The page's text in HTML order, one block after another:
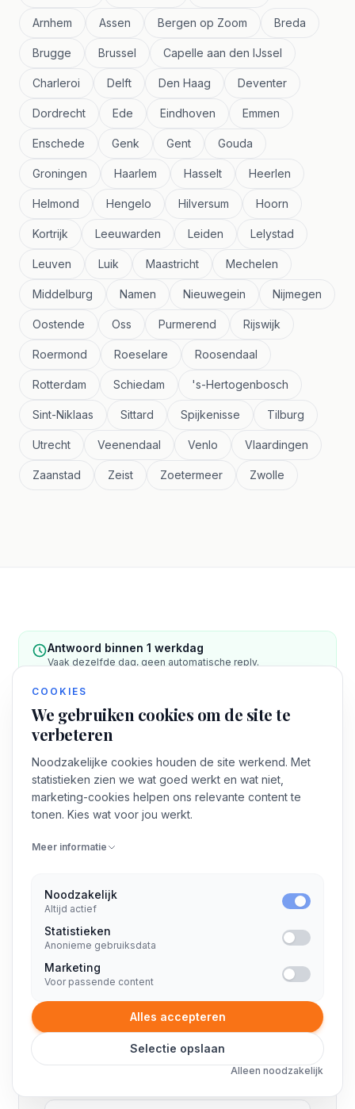
Arnhem Assen Bergen op Zoom Breda
Brugge Brussel Capelle aan den IJssel
Charleroi Delft Den Haag Deventer
Dordrecht Ede Eindhoven Emmen
Enschede Genk Gent Gouda
Groningen Haarlem Hasselt Heerlen
Helmond Hengelo Hilversum Hoorn
Kortrijk Leeuwarden Leiden Lelystad
Leuven Luik Maastricht Mechelen
Middelburg Namen Nieuwegein Nijmegen
Oostende Oss Purmerend Rijswijk
Roermond Roeselare Roosendaal
Rotterdam Schiedam 's-Hertogenbosch
Sint-Niklaas Sittard Spijkenisse Tilburg
Utrecht Veenendaal Venlo Vlaardingen
Zaanstad Zeist Zoetermeer Zwolle
Antwoord binnen 1 werkdag
Vaak dezelfde dag, geen automatische reply.
U spreekt direct iemand met inhoud.
Senior binnen 1 tot 2 weken
Uit ons eigen team, klaar om te starten.
Stel uw vraag
Twee zinnen over wat er speelt is genoeg. Geen
accountmanager, geen sales-call. U krijgt binnen een dag
antwoord met een eerste richting — ook als wij
uiteindelijk niet de juiste partij blijken.
Liever direct mailen?
COOKIES
We gebruiken cookies om de site te
verbeteren
Noodzakelijke cookies houden de site werkend. Met
statistieken zien we wat goed werkt en wat niet,
marketing-cookies helpen ons relevante content te
tonen. Kies wat voor jou werkt.
Meer informatie
Noodzakelijk
Altijd actief
Statistieken
Anonieme gebruiksdata
Marketing
Voor passende content
Alles accepteren
Selectie opslaan
Alleen noodzakelijk